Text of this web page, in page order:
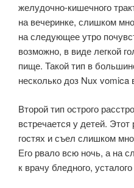
желудочно-кишечного
на вечеринке, слишком
на следующее утро
возможно, в виде легкой
пище. Такой тип в
несколько доз Nux vomica
Второй тип острого
встречается у де­тей.
гостях и съел слишком
Его рвало всю ночь, а на
к врачу бледного,